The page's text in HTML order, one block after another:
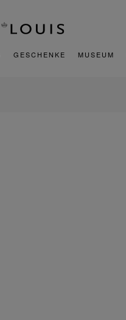
GESCHENKE MUSEUM